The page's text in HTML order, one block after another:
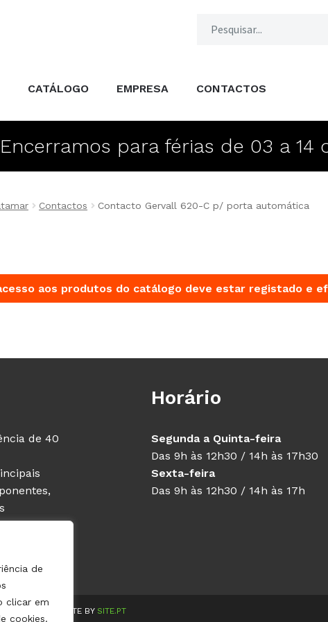
de
clicar em
cookies.
CATÁLOGO EMPRESA CONTACTOS
Encerramos para férias de 03 a 14
Contactos Contacto Gervall 620-C p/ porta automática
aos produtos do catálogo deve estar registado e
de 40
e
Horário
Segunda a Quinta-feira
Das 9h às 12h30 / 14h às 17h30
Sexta-feira
Das 9h às 12h30 / 14h às 17h
| WEBSITE BY SITE.PT